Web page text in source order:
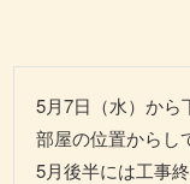
5月7日（水）から
部屋の位置からし
5月後半には工事